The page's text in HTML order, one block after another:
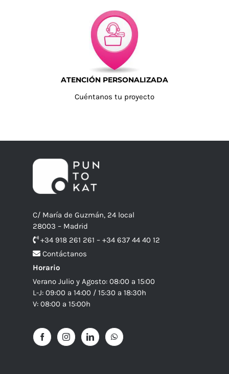
ATENCIÓN PERSONALIZADA
Cuéntanos tu proyecto
C/ María de Guzmán, 24 local
28003 – Madrid
+34 918 261 261 – +34 637 44 40 12
Contáctanos
Horario
Verano Julio y Agosto: 08:00 a 15:00
L-J: 09:00 a 14:00 / 15:30 a 18:30h
V: 08:00 a 15:00h